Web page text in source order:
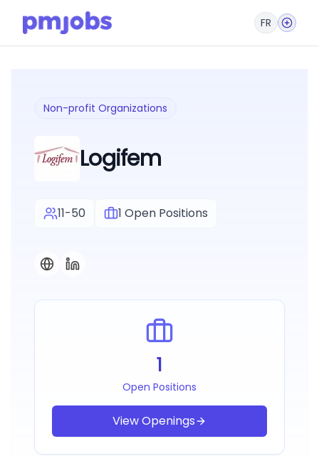
FR
Non-profit Organizations
Logifem
11-50 1 Open Positions
1
Open Positions
View Openings